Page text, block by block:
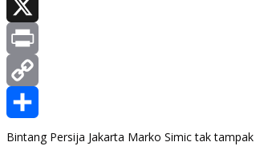
Facebook
X
Print
Copy
Link
Share
Bintang Persija Jakarta Marko Simic tak